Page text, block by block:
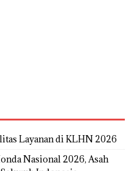
Layanan di KLHN 2026
Nasional 2026, Asah